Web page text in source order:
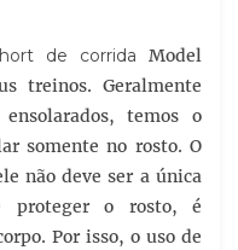
de corrida Model
treinos. Geralmente
temos o
somente no rosto. O
não deve ser a única
proteger o rosto, é
Por isso, o uso de